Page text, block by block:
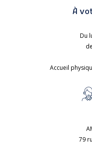
À
Du
Accueil
79